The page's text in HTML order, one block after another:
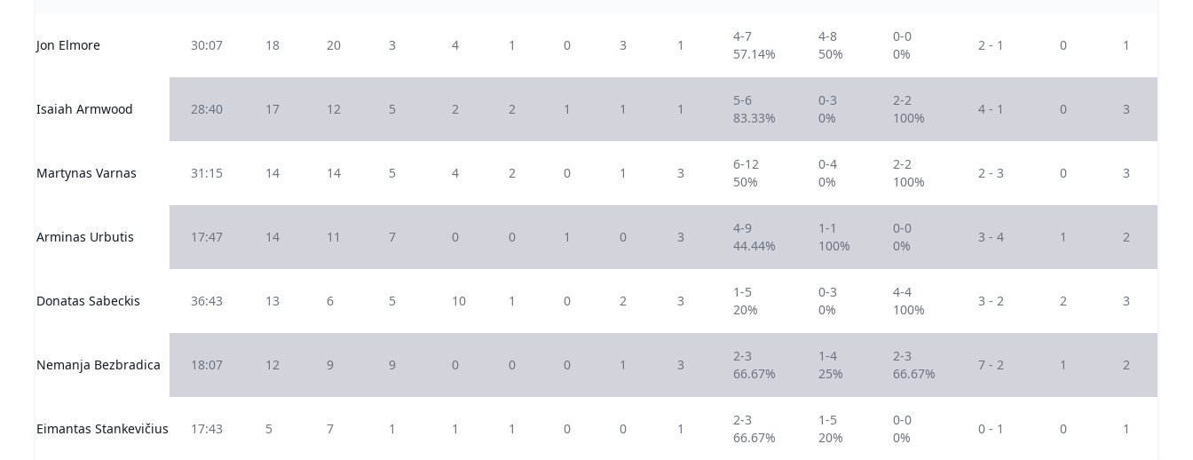
Jon Elmore 30:07 18 20 3 4 1 0 3 1
4-7
57.14%
4-8
50%
0-0
0%
2 - 1 0 1
Isaiah Armwood 28:40 17 12 5 2 2 1 1 1
5-6
83.33%
0-3
0%
2-2
100%
4 - 1 0 3
Martynas Varnas 31:15 14 14 5 4 2 0 1 3
6-12
50%
0-4
0%
2-2
100%
2 - 3 0 3
Arminas Urbutis 17:47 14 11 7 0 0 1 0 3
4-9
44.44%
1-1
100%
0-0
0%
3 - 4 1 2
Donatas Sabeckis 36:43 13 6 5 10 1 0 2 3
1-5
20%
0-3
0%
4-4
100%
3 - 2 2 3
Nemanja Bezbradica 18:07 12 9 9 0 0 0 1 3
2-3
66.67%
1-4
25%
2-3
66.67%
7 - 2 1 2
Eimantas Stankevičius 17:43 5 7 1 1 1 0 0 1
2-3
66.67%
1-5
20%
0-0
0%
0 - 1 0 1